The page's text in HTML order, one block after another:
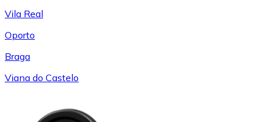
Vila Real
Oporto
Braga
Viana do Castelo